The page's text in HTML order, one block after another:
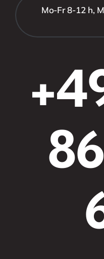
Mo-Fr 8-12 h,